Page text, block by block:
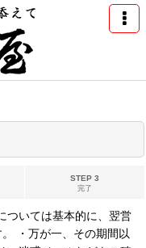
STEP 3
完了
ついては基本的に、翌営
・万が一、その期間以